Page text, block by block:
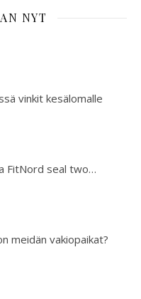
NYT
vinkit kesälomalle
FitNord seal two…
meidän vakiopaikat?